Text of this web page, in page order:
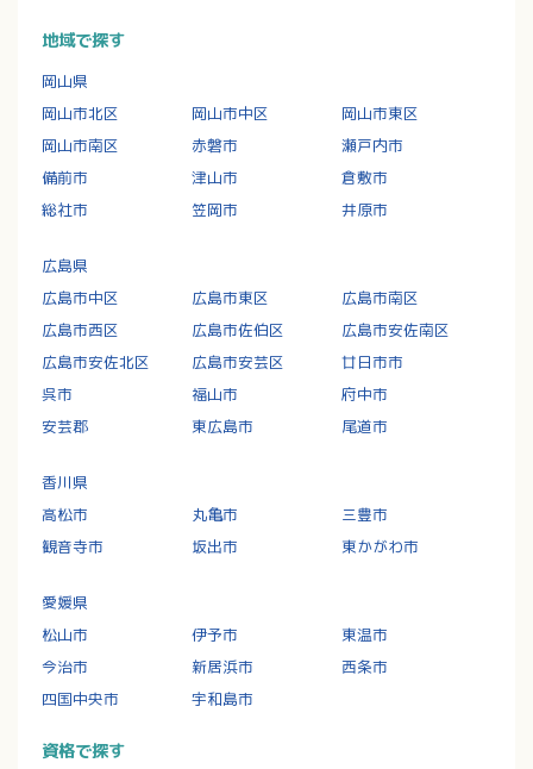
地域で探す
岡山県
岡山市北区
岡山市中区
岡山市東区
岡山市南区
赤磐市
瀬戸内市
備前市
津山市
倉敷市
総社市
笠岡市 井原市
広島県
広島市中区
広島市東区
広島市南区
広島市西区
広島市佐伯区
広島市安佐南区
広島市安佐北区
広島市安芸区
廿日市市
呉市
福山市
府中市
安芸郡
東広島市 尾道市
香川県
高松市
丸亀市
三豊市
観音寺市
坂出市 東かがわ市
愛媛県
松山市
伊予市
東温市
今治市
新居浜市
西条市
四国中央市
宇和島市
資格で探す